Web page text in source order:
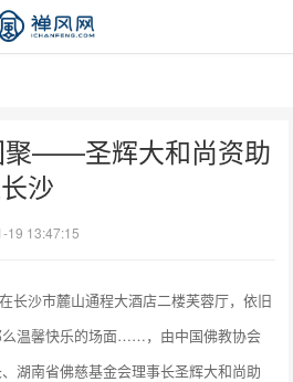
聚——圣辉大和尚资助
沙
19 13:47:15
长沙市麓山通程大酒店二楼芙蓉厅，依旧
么温馨快乐的场面……，由中国佛教协会
湖南省佛慈基金会理事长圣辉大和尚助